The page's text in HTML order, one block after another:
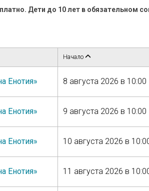
Дети до 10 лет в обязательном
Начало
Енотия» 8 августа 2026 в 10:00
Енотия» 9 августа 2026 в 10:00
Енотия» 10 августа 2026 в
Енотия» 11 августа 2026 в